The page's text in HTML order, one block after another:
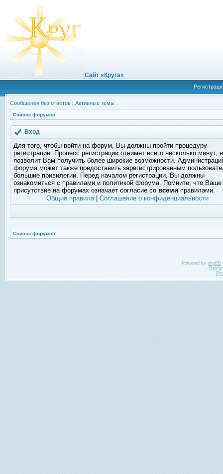
Сайт «Круга»
Сообщения без ответов | Активные темы
Список форумов
Вход
Для того, чтобы войти на форум, Вы должны пройти процедуру
регистрации. Процесс регистрации отнимет всего несколько минут,
позволит Вам получить более широкие возможности.
форума может также предоставить зарегистрированным
большие привилегии. Перед началом регистрации, Вы должны
ознакомиться с правилами и политикой форума. Помните, что Ваше
присутствие на форумах означает согласие со всеми правилами.
Общие правила| Соглашение о конфиденциальности
Список форумов
Powered by phpBB